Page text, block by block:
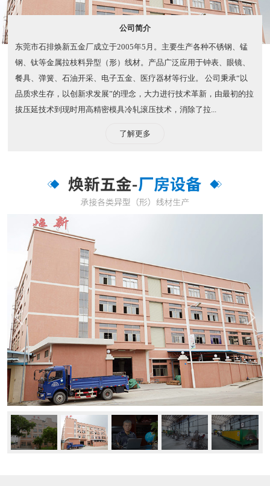
公司简介
东莞市石排焕新五金厂成立于2005年5月。主要生产各种不锈钢、锰
钢、钛等金属拉枝料异型（形）线材。产品广泛应用于钟表、眼镜、
餐具、弹簧、石油开采、电子五金、医疗器材等行业。 公司秉承“以
品质求生存，以创新求发展”的理念，大力进行技术革新，由最初的拉
拔压延技术到现时用高精密模具冷轧滚压技术，消除了拉...
了解更多